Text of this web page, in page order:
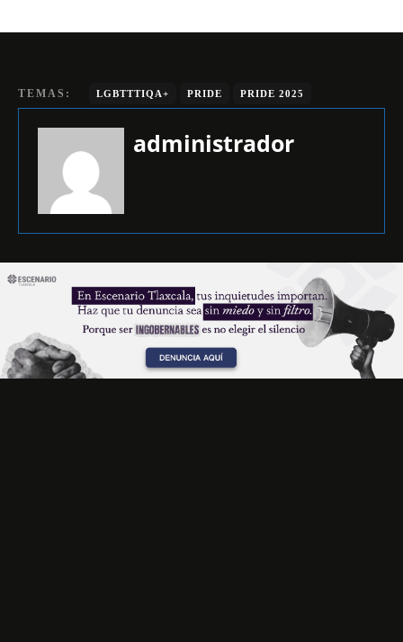
TEMAS: LGBTTTIQA+ PRIDE PRIDE 2025
administrador